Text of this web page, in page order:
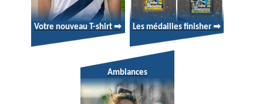
Votre nouveau T-shirt ➡ Les médailles finisher ➡
Ambiances